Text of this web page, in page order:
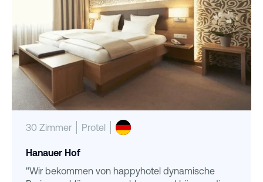
30 Zimmer Protel
Hanauer Hof
"Wir bekommen von happyhotel dynamische